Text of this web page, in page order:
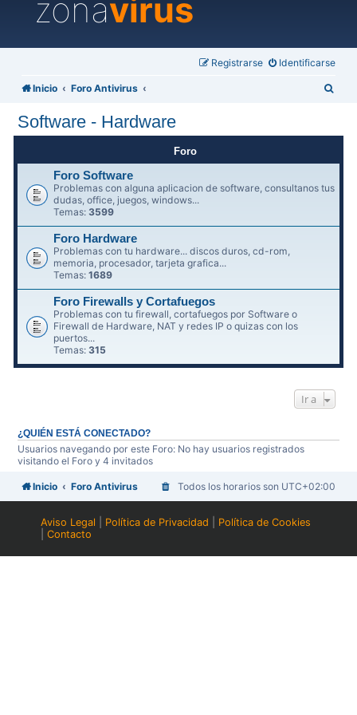
zonavirus
Identificarse
Registrarse
Inicio Foro Antivirus
Software - Hardware
Foro
Foro Software
Problemas con alguna aplicacion de software, consultanos tus
dudas, office, juegos, windows...
Temas: 3599
Foro Hardware
Problemas con tu hardware... discos duros, cd-rom,
memoria, procesador, tarjeta grafica...
Temas:1689
Foro Firewalls y Cortafuegos
Problemas con tu firewall, cortafuegos por Software o
Firewall de Hardware, NAT y redes IP o quizas con los
puertos...
Temas:315
Ir a
¿QUIÉN ESTÁ CONECTADO?
Usuarios navegando por este Foro: No hay usuarios registrados
visitando el Foro y 4 invitados
Inicio Foro Antivirus Todos los horarios son UTC+02:00
Aviso Legal Política de Privacidad
Política de Cookies
|Contacto